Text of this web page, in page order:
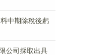
中期除稅後虧
公司採取出具